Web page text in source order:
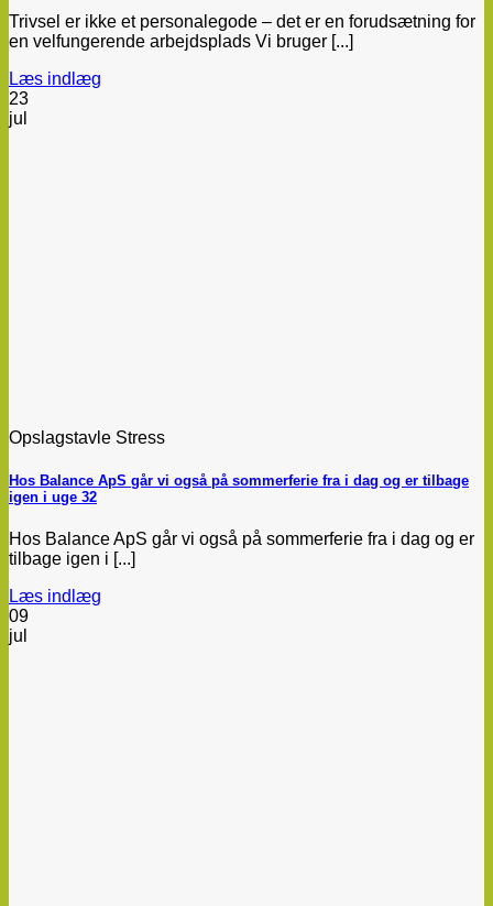
Trivsel er ikke et personalegode – det er en forudsætning for
en velfungerende arbejdsplads Vi bruger [...]
Læs indlæg
23
jul
Opslagstavle Stress
Hos Balance ApS går vi også på sommerferie fra i dag og er tilbage
igen i uge 32
Hos Balance ApS går vi også på sommerferie fra i dag og er
tilbage igen i [...]
Læs indlæg
09
jul